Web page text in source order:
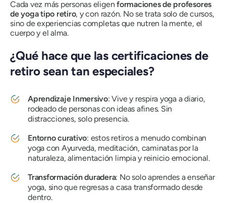
Cada vez más personas eligenformaciones de profesores
de yoga tipo retiro, y con razón. No se trata solo de cursos,
sino de experiencias completas que nutren la mente, el
cuerpo y el alma.
¿Qué hace que las certificaciones de
retiro sean tan especiales?
Aprendizaje Inmersivo: Vive y respira yoga a diario,
rodeado de personas con ideas afines. Sin
distracciones, solo presencia.
Entorno curativo: estos retiros a menudo combinan
yoga con Ayurveda, meditación, caminatas por la
naturaleza, alimentación limpia y reinicio emocional.
Transformación duradera: No solo aprendes a enseñar
yoga, sino que regresas a casa transformado desde
dentro.